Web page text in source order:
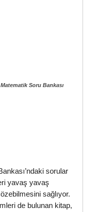
Matematik Soru Bankası
sorular
yavaş yavaş
sağlıyor.
de bulunan kitap,